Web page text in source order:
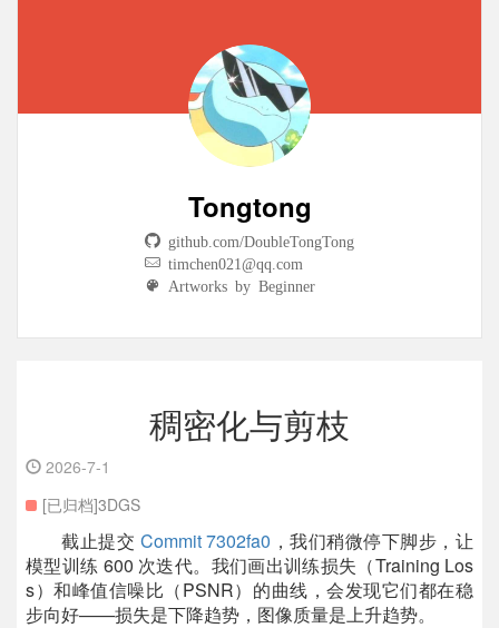
Tongtong
github.com/DoubleTongTong
timchen021@qq.com
Artworks by Beginner
稠密化与剪枝
2026-7-1
[已归档]3DGS
截止提交 Commit 7302fa0 ，我们稍微停下脚步，让
模型训练 600 次迭代。我们画出训练损失（Training Los
s）和峰值信噪比（PSNR）的曲线，会发现它们都在稳
步向好——损失是下降趋势，图像质量是上升趋势。